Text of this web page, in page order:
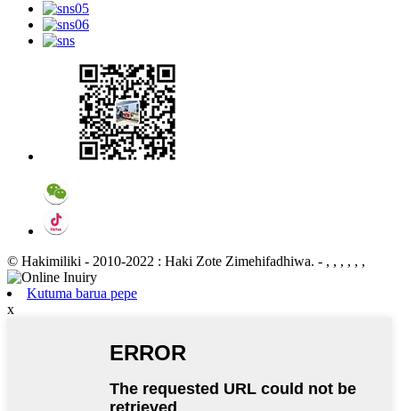
© Hakimiliki - 2010-2022 : Haki Zote Zimehifadhiwa. - , , , , , ,
Kutuma barua pepe
x